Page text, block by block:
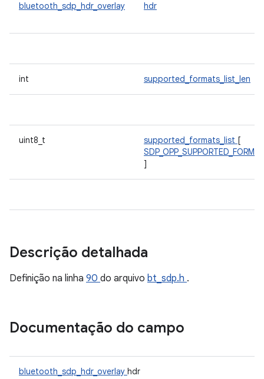
bluetooth_sdp_hdr_overlay hdr
int supported_formats_list_len
uint8_t supported_formats_list [
]
Descrição detalhada
Definição na linha 90 do arquivo bt_sdp.h .
Documentação do campo
bluetooth_sdp_hdr_overlay hdr